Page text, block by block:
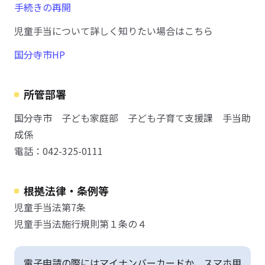
手続きの再開
児童手当について詳しく知りたい場合はこちら
国分寺市HP
所管部署
国分寺市 子ども家庭部 子ども子育て支援課 手当助
成係
電話：042-325-0111
根拠法律・条例等
児童手当法第7条
児童手当法施行規則第１条の４